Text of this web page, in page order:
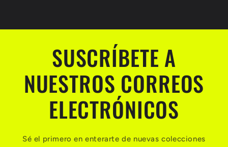
SUSCRÍBETE A
NUESTROS CORREOS
ELECTRÓNICOS
Sé el primero en enterarte de nuevas colecciones